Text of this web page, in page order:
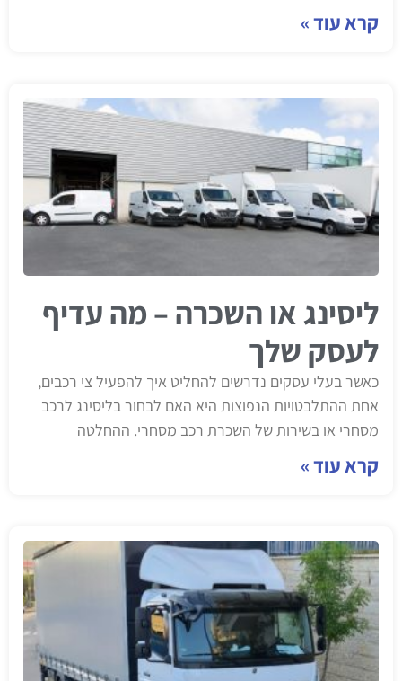
קרא עוד »
ליסינג או השכרה – מה עדיף
לעסק שלך
כאשר בעלי עסקים נדרשים להחליט איך להפעיל צי רכבים,
אחת ההתלבטויות הנפוצות היא האם לבחור בליסינג לרכב
מסחרי או בשירות של השכרת רכב מסחרי. ההחלטה
קרא עוד »